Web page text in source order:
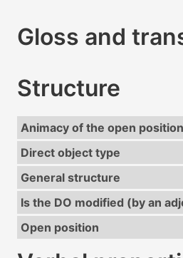
Gloss and
Structure
Animacy of the open position
Direct object type
General structure
Is the DO modified (by an
Open position